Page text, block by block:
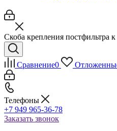
Скоба крепления постфильтра
Сравнение0
Телефоны
+7 949 965-36-78
Заказать звонок